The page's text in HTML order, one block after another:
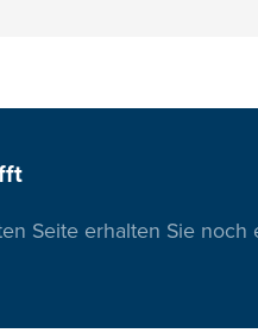
Seite erhalten Sie